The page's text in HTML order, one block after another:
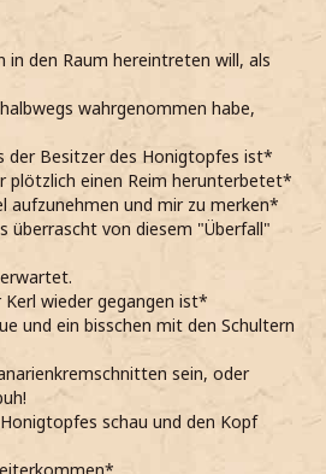
in den Raum hereintreten will, als
wahrgenommen habe,
der Besitzer des Honigtopfes ist*
plötzlich einen Reim herunterbetet*
aufzunehmen und mir zu merken*
überrascht von diesem "Überfall"
wieder gegangen ist*
und ein bisschen mit den Schultern
sein, oder
schau und den Kopf